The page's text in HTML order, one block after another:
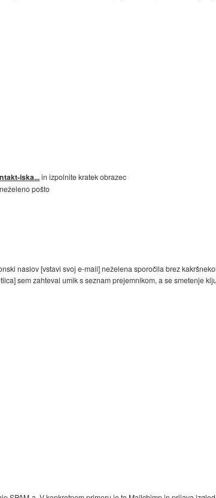
iska...in izpolnite kratek obrazec
pošto
naslov [vstavi svoj e-mail] neželena sporočila brez
sem zahteval umik s seznam prejemnikom, a se smetenje